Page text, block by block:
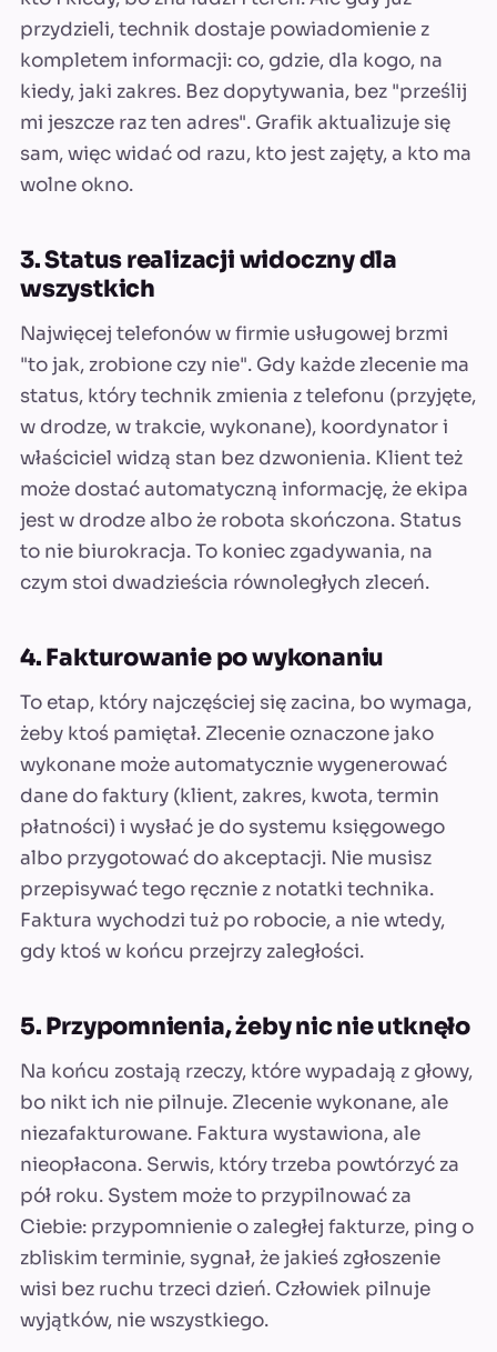
przydzieli, technik dostaje powiadomienie z
kompletem informacji: co, gdzie, dla kogo, na
kiedy, jaki zakres. Bez dopytywania, bez "prześlij
mi jeszcze raz ten adres". Grafik aktualizuje się
sam, więc widać od razu, kto jest zajęty, a kto ma
wolne okno.
3. Status realizacji widoczny dla
wszystkich
Najwięcej telefonów w firmie usługowej brzmi
"to jak, zrobione czy nie". Gdy każde zlecenie ma
status, który technik zmienia z telefonu (przyjęte,
w drodze, w trakcie, wykonane), koordynator i
właściciel widzą stan bez dzwonienia. Klient też
może dostać automatyczną informację, że ekipa
jest w drodze albo że robota skończona. Status
to nie biurokracja. To koniec zgadywania, na
czym stoi dwadzieścia równoległych zleceń.
4. Fakturowanie po wykonaniu
To etap, który najczęściej się zacina, bo wymaga,
żeby ktoś pamiętał. Zlecenie oznaczone jako
wykonane może automatycznie wygenerować
dane do faktury (klient, zakres, kwota, termin
płatności) i wysłać je do systemu księgowego
albo przygotować do akceptacji. Nie musisz
przepisywać tego ręcznie z notatki technika.
Faktura wychodzi tuż po robocie, a nie wtedy,
gdy ktoś w końcu przejrzy zaległości.
5. Przypomnienia, żeby nic nie utknęło
Na końcu zostają rzeczy, które wypadają z głowy,
bo nikt ich nie pilnuje. Zlecenie wykonane, ale
niezafakturowane. Faktura wystawiona, ale
nieopłacona. Serwis, który trzeba powtórzyć za
pół roku. System może to przypilnować za
Ciebie: przypomnienie o zaległej fakturze, ping o
zbliskim terminie, sygnał, że jakieś zgłoszenie
wisi bez ruchu trzeci dzień. Człowiek pilnuje
wyjątków, nie wszystkiego.